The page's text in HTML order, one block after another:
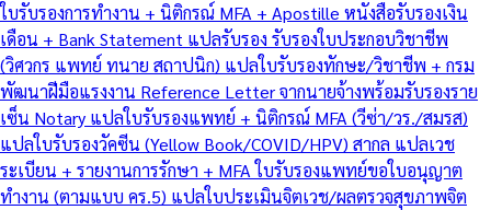
ใบรับรองการทำงาน + นิติกรณ์ MFA + Apostille หนังสือรับรองเงิน
เดือน + Bank Statement แปลรับรอง รับรองใบประกอบวิชาชีพ
(วิศวกร แพทย์ ทนาย สถาปนิก) แปลใบรับรองทักษะ/วิชาชีพ + กรม
พัฒนาฝีมือแรงงาน Reference Letter จากนายจ้างพร้อมรับรองราย
เซ็น Notary แปลใบรับรองแพทย์ + นิติกรณ์ MFA (วีซ่า/วร./สมรส)
แปลใบรับรองวัคซีน (Yellow Book/COVID/HPV) สากล แปลเวช
ระเบียน + รายงานการรักษา + MFA ใบรับรองแพทย์ขอใบอนุญาต
ทำงาน (ตามแบบ คร.5) แปลใบประเมินจิตเวช/ผลตรวจสุขภาพจิต